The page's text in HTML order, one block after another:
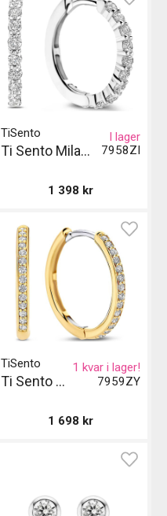
7958ZI
TiSento
Ti Sento Milano Örhängen - Silver
I lager
1 398 kr
7959ZY
TiSento
Ti Sento Milano Örhängen
1 kvar i lager!
1 698 kr